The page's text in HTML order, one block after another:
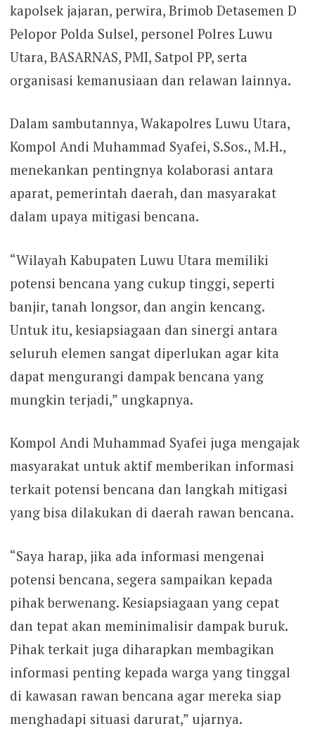
kapolsek jajaran, perwira, Brimob Detasemen D
Pelopor Polda Sulsel, personel Polres Luwu
Utara, BASARNAS, PMI, Satpol PP, serta
organisasi kemanusiaan dan relawan lainnya.
Dalam sambutannya, Wakapolres Luwu Utara,
Kompol Andi Muhammad Syafei, S.Sos., M.H.,
menekankan pentingnya kolaborasi antara
aparat, pemerintah daerah, dan masyarakat
dalam upaya mitigasi bencana.
“Wilayah Kabupaten Luwu Utara memiliki
potensi bencana yang cukup tinggi, seperti
banjir, tanah longsor, dan angin kencang.
Untuk itu, kesiapsiagaan dan sinergi antara
seluruh elemen sangat diperlukan agar kita
dapat mengurangi dampak bencana yang
mungkin terjadi,” ungkapnya.
Kompol Andi Muhammad Syafei juga mengajak
masyarakat untuk aktif memberikan informasi
terkait potensi bencana dan langkah mitigasi
yang bisa dilakukan di daerah rawan bencana.
“Saya harap, jika ada informasi mengenai
potensi bencana, segera sampaikan kepada
pihak berwenang. Kesiapsiagaan yang cepat
dan tepat akan meminimalisir dampak buruk.
Pihak terkait juga diharapkan membagikan
informasi penting kepada warga yang tinggal
di kawasan rawan bencana agar mereka siap
menghadapi situasi darurat,” ujarnya.